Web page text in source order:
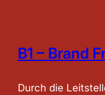
B1 – Brand
Durch die